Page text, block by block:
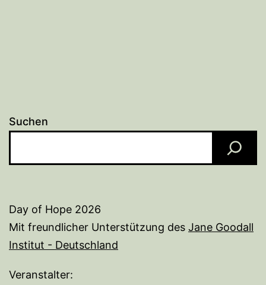
Suchen
Day of Hope 2026
Mit freundlicher Unterstützung des Jane Goodall
Institut - Deutschland
Veranstalter: